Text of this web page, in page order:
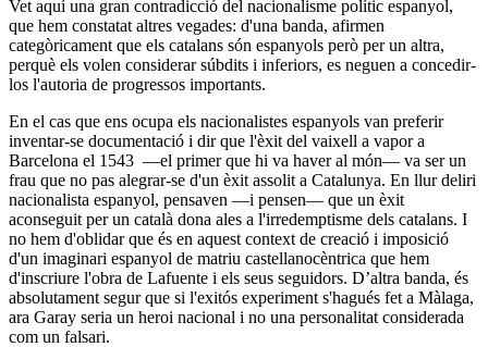
Vet aquí una gran contradicció del nacionalisme polític espanyol,
que hem constatat altres vegades: d'una banda, afirmen
categòricament que els catalans són espanyols però per un altra,
perquè els volen considerar súbdits i inferiors, es neguen a concedir-
los l'autoria de progressos importants.
En el cas que ens ocupa els nacionalistes espanyols van preferir
inventar-se documentació i dir que l'èxit del vaixell a vapor a
Barcelona el 1543 ―el primer que hi va haver al món― va ser un
frau que no pas alegrar-se d'un èxit assolit a Catalunya. En llur deliri
nacionalista espanyol, pensaven ―i pensen― que un èxit
aconseguit per un català dona ales a l'irredemptisme dels catalans. I
no hem d'oblidar que és en aquest context de creació i imposició
d'un imaginari espanyol de matriu castellanocèntrica que hem
d'inscriure l'obra de Lafuente i els seus seguidors. D’altra banda, és
absolutament segur que si l'exitós experiment s'hagués fet a Màlaga,
ara Garay seria un heroi nacional i no una personalitat considerada
com un falsari.